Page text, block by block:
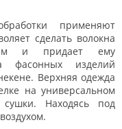
применяют
сделать волокна
и придает ему
фасонных изделий
Верхняя одежда
на универсальном
сушки. Находясь под